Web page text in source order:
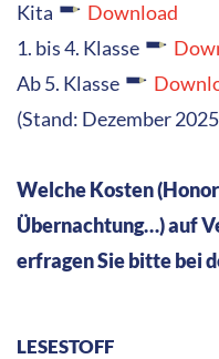
Kita
Download
1. bis 4. Klasse
Ab 5. Klasse
(Stand: Dezember
Welche Kosten
Übernachtung…) auf
erfragen Sie bitte bei
LESESTOFF